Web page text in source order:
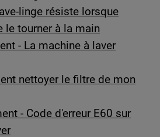
linge résiste lorsque
le tourner à la main
- La machine à laver
nettoyer le filtre de mon
- Code d'erreur E60 sur